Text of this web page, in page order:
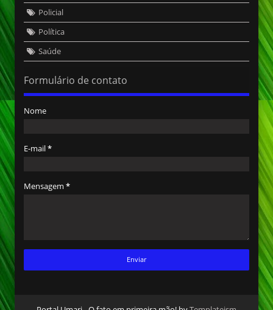
Policial
Política
Saúde
Formulário de contato
Nome
E-mail*
Mensagem *